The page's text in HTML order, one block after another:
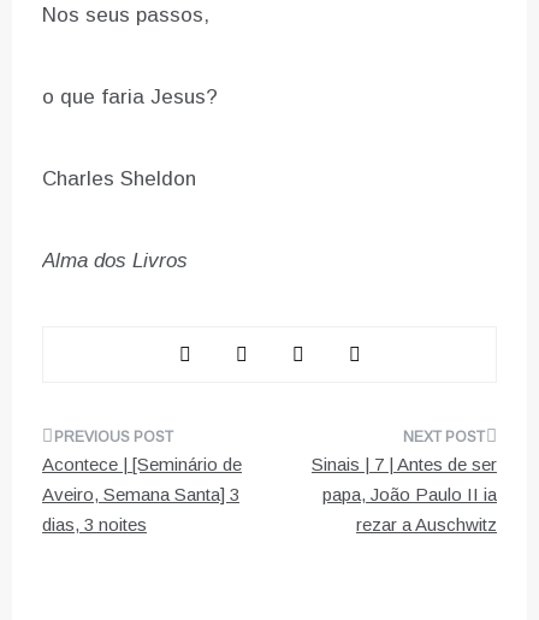
Nos seus passos,
o que faria Jesus?
Charles Sheldon
Alma dos Livros
Navegação
de
artigos
Acontece | [Seminário de
Aveiro, Semana Santa] 3
dias, 3 noites
Sinais | 7 | Antes de ser
papa, João Paulo II ia
rezar a Auschwitz